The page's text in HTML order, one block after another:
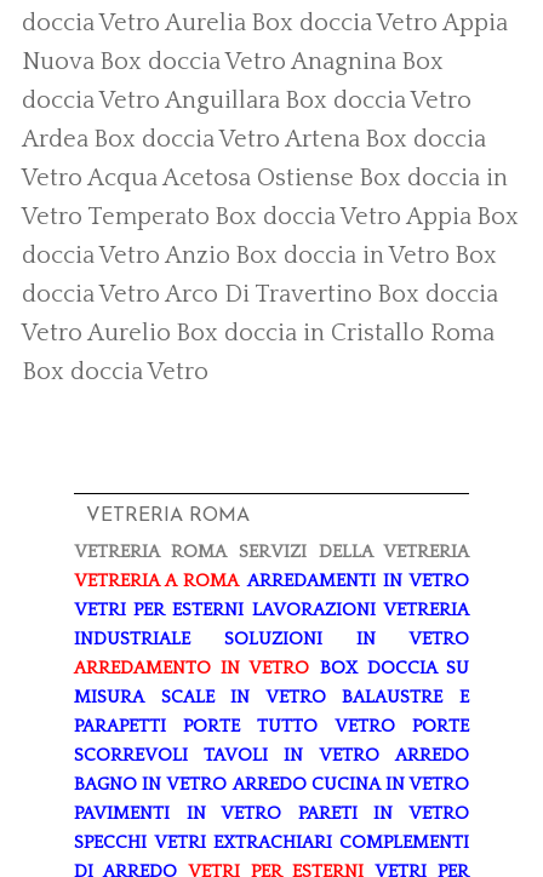
doccia Vetro Aurelia Box doccia Vetro Appia
Nuova Box doccia Vetro Anagnina Box
doccia Vetro Anguillara Box doccia Vetro
Ardea Box doccia Vetro Artena Box doccia
Vetro Acqua Acetosa Ostiense Box doccia in
Vetro Temperato Box doccia Vetro Appia Box
doccia Vetro Anzio Box doccia in Vetro Box
doccia Vetro Arco Di Travertino Box doccia
Vetro Aurelio Box doccia in Cristallo Roma
Box doccia Vetro
VETRERIA ROMA
VETRERIA ROMA SERVIZI DELLA VETRERIA
VETRERIA A ROMA ARREDAMENTI IN VETRO
VETRI PER ESTERNI LAVORAZIONI VETRERIA
INDUSTRIALE
SOLUZIONI IN VETRO
ARREDAMENTO IN VETRO BOX DOCCIA SU
MISURA
SCALE IN VETRO
BALAUSTRE E
PARAPETTI
PORTE TUTTO VETRO
PORTE
SCORREVOLI
TAVOLI IN VETRO
ARREDO
BAGNO IN VETRO ARREDO CUCINA IN VETRO
PAVIMENTI IN VETRO
PARETI IN VETRO
SPECCHI VETRI EXTRACHIARI COMPLEMENTI
DI ARREDO VETRI PER ESTERNI VETRI PER